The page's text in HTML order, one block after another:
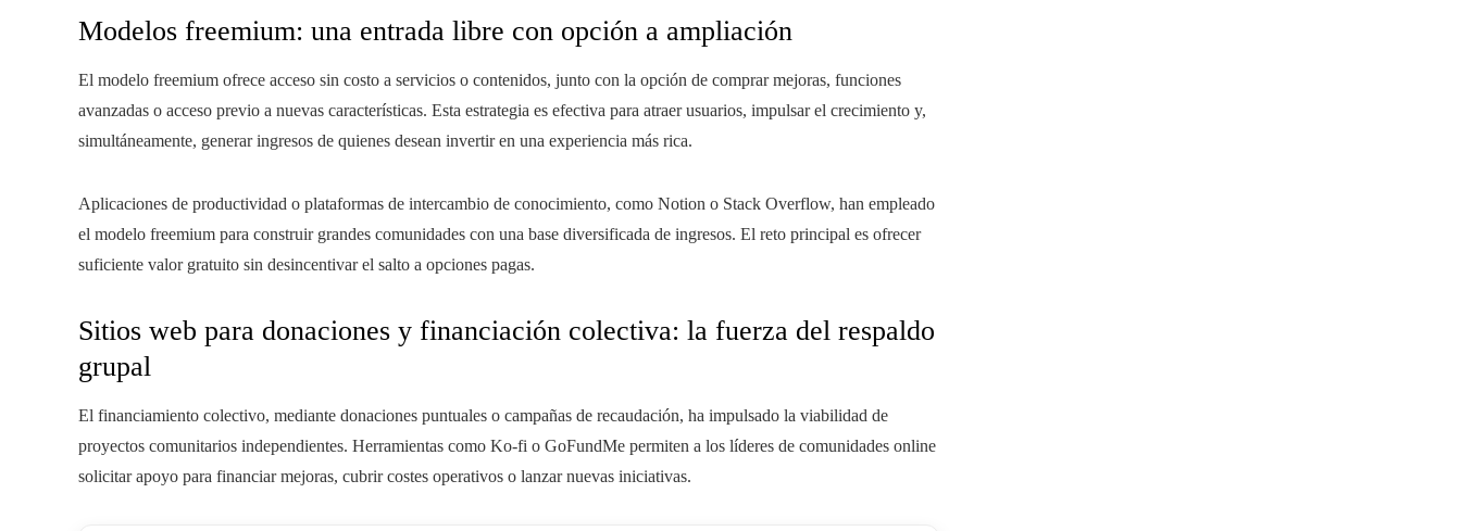
Modelos freemium: una entrada libre con opción a ampliación
El modelo freemium ofrece acceso sin costo a servicios o contenidos, junto con la opción de comprar mejoras, funciones
avanzadas o acceso previo a nuevas características. Esta estrategia es efectiva para atraer usuarios, impulsar el crecimiento y,
simultáneamente, generar ingresos de quienes desean invertir en una experiencia más rica.
Aplicaciones de productividad o plataformas de intercambio de conocimiento, como Notion o Stack Overflow, han empleado
el modelo freemium para construir grandes comunidades con una base diversificada de ingresos. El reto principal es ofrecer
suficiente valor gratuito sin desincentivar el salto a opciones pagas.
Sitios web para donaciones y financiación colectiva: la fuerza del respaldo
grupal
El financiamiento colectivo, mediante donaciones puntuales o campañas de recaudación, ha impulsado la viabilidad de
proyectos comunitarios independientes. Herramientas como Ko-fi o GoFundMe permiten a los líderes de comunidades online
solicitar apoyo para financiar mejoras, cubrir costes operativos o lanzar nuevas iniciativas.